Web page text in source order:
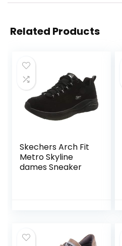
Related Products
Skechers Arch Fit
Metro Skyline
dames Sneaker